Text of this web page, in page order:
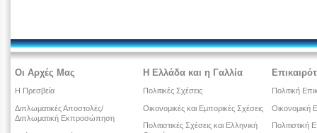
Οι Αρχές Μας
Η Πρεσβεία
Διπλωματικές Αποστολές/
Διπλωματική Εκπροσώπηση
Η Ελλάδα και η Γαλλία
Πολιτικές Σχέσεις
Οικονομικές και Εμπορικές Σχέσεις
Πολιτιστικές Σχέσεις και Ελληνική
Πολιτική
Οικονομική
Πολιτιστική